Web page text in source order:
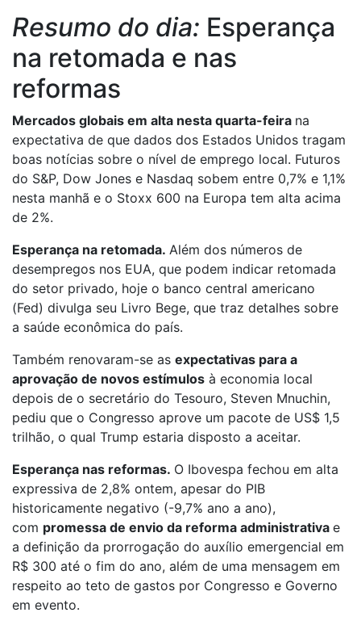
Resumo do dia: Esperança
na retomada e nas
reformas
Mercados globais em alta nesta quarta-feira na
expectativa de que dados dos Estados Unidos tragam
boas notícias sobre o nível de emprego local. Futuros
do S&P, Dow Jones e Nasdaq sobem entre 0,7% e 1,1%
nesta manhã e o Stoxx 600 na Europa tem alta acima
de 2%.
Esperança na retomada. Além dos números de
desempregos nos EUA, que podem indicar retomada
do setor privado, hoje o banco central americano
(Fed) divulga seu Livro Bege, que traz detalhes sobre
a saúde econômica do país.
Também renovaram-se as expectativas para a
aprovação de novos estímulos à economia local
depois de o secretário do Tesouro, Steven Mnuchin,
pediu que o Congresso aprove um pacote de US$ 1,5
trilhão, o qual Trump estaria disposto a aceitar.
Esperança nas reformas. O Ibovespa fechou em alta
expressiva de 2,8% ontem, apesar do PIB
historicamente negativo (-9,7% ano a ano),
com promessa de envio da reforma administrativa e
a definição da prorrogação do auxílio emergencial em
R$ 300 até o fim do ano, além de uma mensagem em
respeito ao teto de gastos por Congresso e Governo
em evento.